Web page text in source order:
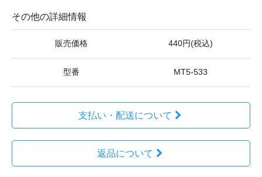
その他の詳細情報
販売価格 440円(税込)
型番 MT5-533
支払い・配送について
返品について